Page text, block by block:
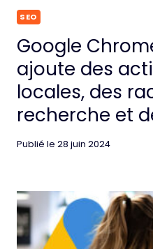
SEO
Google
ajoute des
locales, des
recherche et
Publié le 28 juin 2024